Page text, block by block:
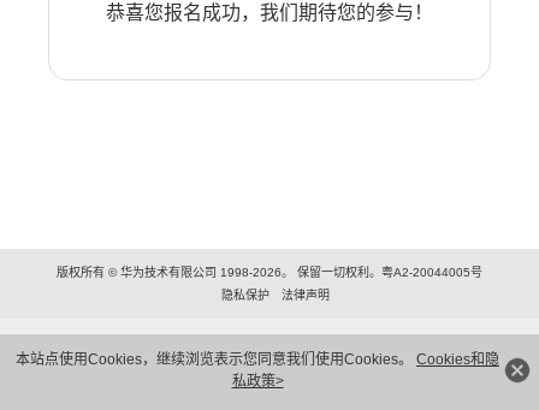
本站点使用Cookies，继续浏览表示您同意我们使用Cookies。 Cookies和隐
私政策>
恭喜您报名成功，我们期待您的参与！
版权所有 © 华为技术有限公司 1998-2026。 保留一切权利。粤A2-20044005号
隐私保护
法律声明